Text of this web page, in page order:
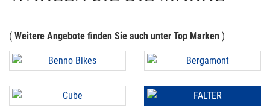
( Weitere Angebote finden Sie auch unter Top Marken )